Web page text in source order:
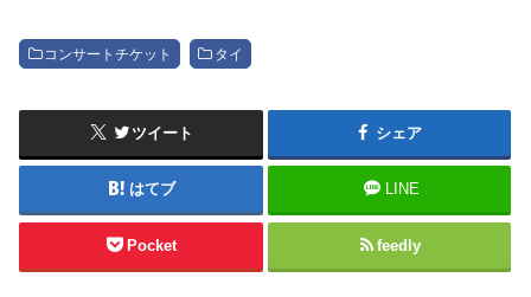
コンサートチケット タイ
ツイート シェア
はてブ LINE
Pocket feedly